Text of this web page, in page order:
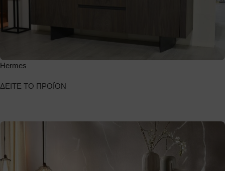
Hermes
ΔΕΙΤΕ ΤΟ ΠΡΟΪΟΝ